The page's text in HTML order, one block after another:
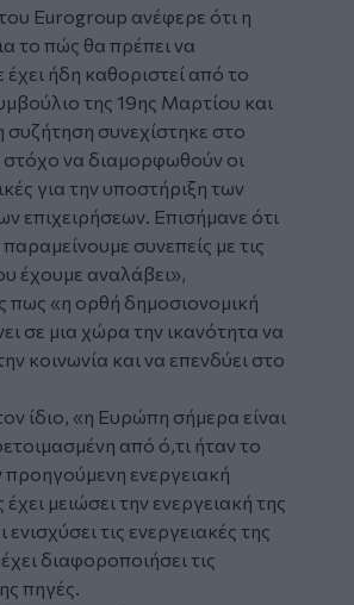
Eurogroup ανέφερε ότι η
το πώς θα πρέπει να
ήδη καθοριστεί από το
της 19ης Μαρτίου και
συζήτηση συνεχίστηκε στο
να διαμορφωθούν οι
για την υποστήριξη των
επιχειρήσεων. Επισήμανε ότι
συνεπείς με τις
έχουμε αναλάβει»,
πως «η ορθή δημοσιονομική
σε μια χώρα την ικανότητα να
κοινωνία και να επενδύει στο
ίδιο, «η Ευρώπη σήμερα είναι
από ό,τι ήταν το
προηγούμενη ενεργειακή
μειώσει την ενεργειακή της
ενισχύσει τις ενεργειακές της
διαφοροποιήσει τις
πηγές.